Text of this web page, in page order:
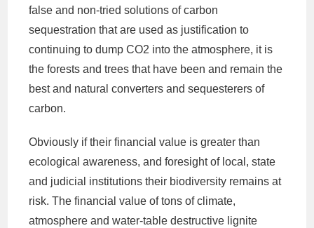
false and non-tried solutions of carbon
sequestration that are used as justification to
continuing to dump CO2 into the atmosphere, it is
the forests and trees that have been and remain the
best and natural converters and sequesterers of
carbon.
Obviously if their financial value is greater than
ecological awareness, and foresight of local, state
and judicial institutions their biodiversity remains at
risk. The financial value of tons of climate,
atmosphere and water-table destructive lignite